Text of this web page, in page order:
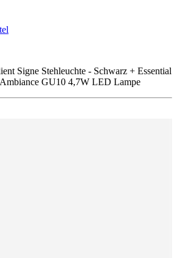
Signe Stehleuchte - Schwarz + Essential
GU10 4,7W LED Lampe